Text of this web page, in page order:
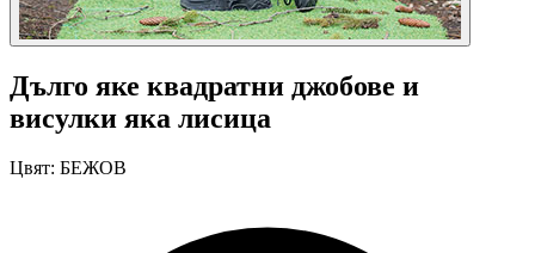
Дълго яке квадратни джобове и
висулки яка лисица
Цвят: БЕЖОВ